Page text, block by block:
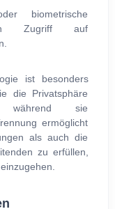
biometrische
Zugriff auf
ist besonders
die Privatsphäre
während sie
ermöglicht
als auch die
zu erfüllen,